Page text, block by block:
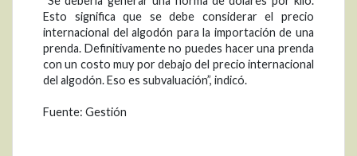
Esto significa que se debe considerar el precio
internacional del algodón para la importación de una
prenda. Definitivamente no puedes hacer una prenda
con un costo muy por debajo del precio internacional
del algodón. Eso es subvaluación”, indicó.
Fuente: Gestión